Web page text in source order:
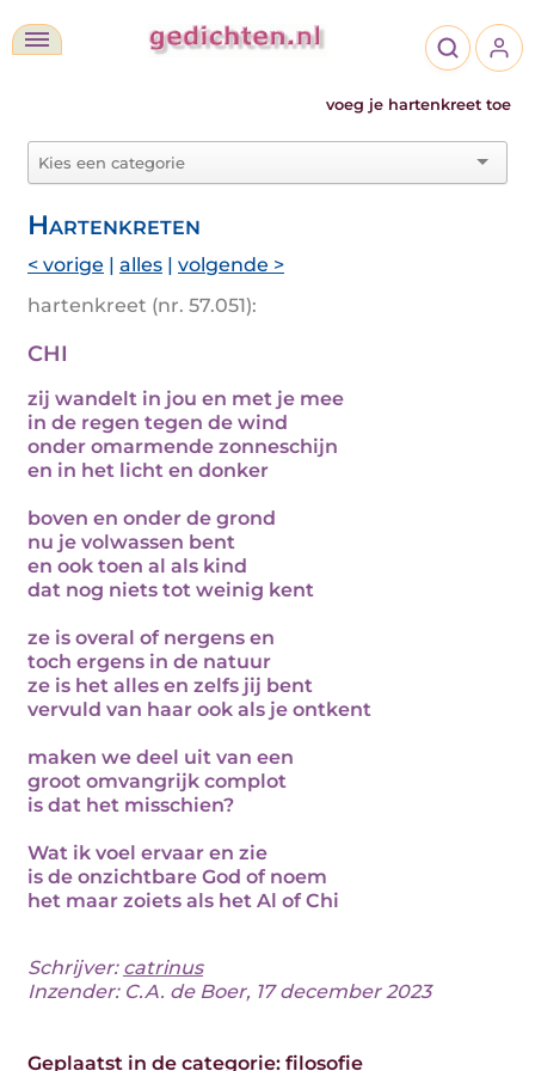
voeg je hartenkreet toe
Hartenkreten
< vorige | alles | volgende >
hartenkreet (nr. 57.051):
CHI
zij wandelt in jou en met je mee
in de regen tegen de wind
onder omarmende zonneschijn
en in het licht en donker
boven en onder de grond
nu je volwassen bent
en ook toen al als kind
dat nog niets tot weinig kent
ze is overal of nergens en
toch ergens in de natuur
ze is het alles en zelfs jij bent
vervuld van haar ook als je ontkent
maken we deel uit van een
groot omvangrijk complot
is dat het misschien?
Wat ik voel ervaar en zie
is de onzichtbare God of noem
het maar zoiets als het Al of Chi
Schrijver: catrinus
Inzender: C.A. de Boer, 17 december 2023
Geplaatst in de categorie: filosofie